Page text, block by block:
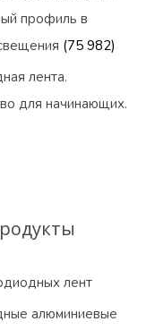
профиль в
(75 982)
лента.
для начинающих.
лент
алюминиевые